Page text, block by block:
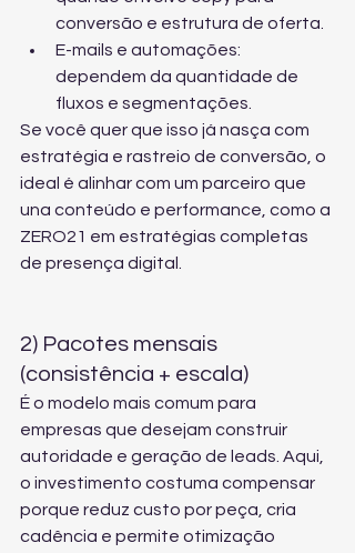
conversão e estrutura de oferta.
E-mails e automações:
dependem da quantidade de
fluxos e segmentações.
Se você quer que isso já nasça com
estratégia e rastreio de conversão, o
ideal é alinhar com um parceiro que
una conteúdo e performance, como a
ZERO21 em estratégias completas
de presença digital
2) Pacotes mensais
(consistência + escala)
É o modelo mais comum para
empresas que desejam construir
autoridade e geração de leads. Aqui,
o investimento costuma compensar
porque reduz custo por peça, cria
cadência e permite otimização